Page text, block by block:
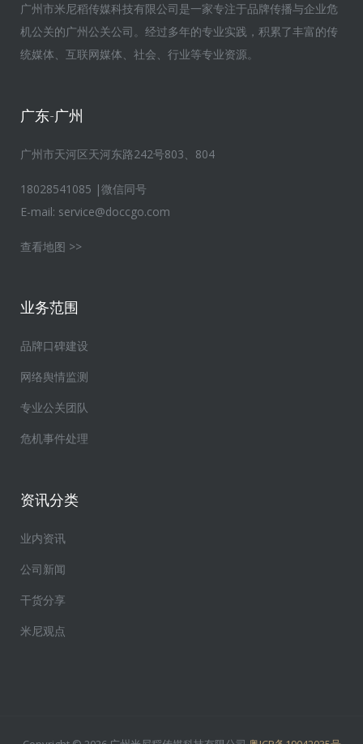
广州市米尼稻传媒科技有限公司是一家专注于品牌传播与企业危
机公关的广州公关公司。经过多年的专业实践，积累了丰富的传
统媒体、互联网媒体、社会、行业等专业资源。
广东-广州
广州市天河区天河东路242号803、804
18028541085 |微信同号
E-mail: service@doccgo.com
查看地图 >>
业务范围
品牌口碑建设
网络舆情监测
专业公关团队
危机事件处理
资讯分类
业内资讯
公司新闻
干货分享
米尼观点